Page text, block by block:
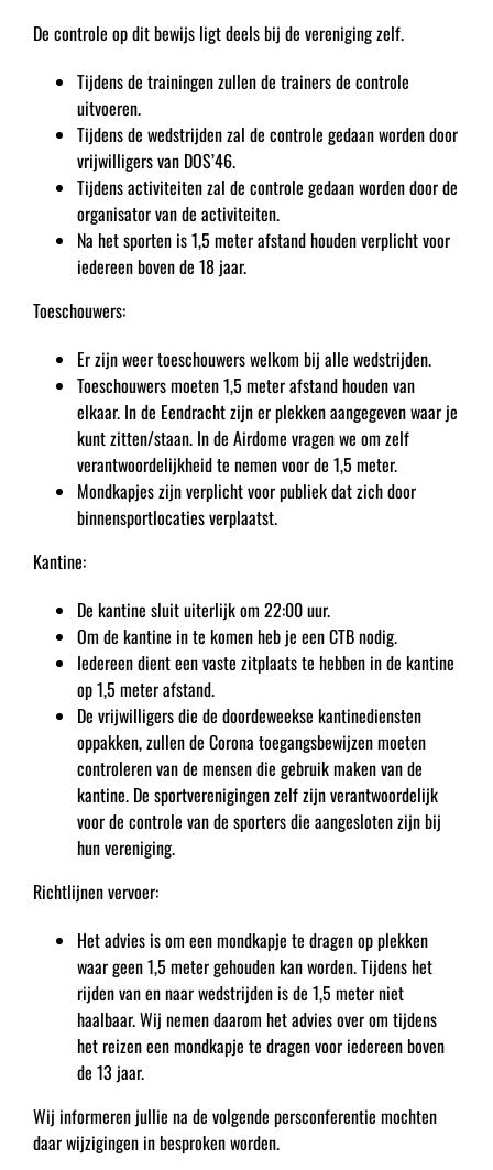
De controle op dit bewijs ligt deels bij de vereniging zelf.
Tijdens de trainingen zullen de trainers de controle
uitvoeren.
Tijdens de wedstrijden zal de controle gedaan worden door
vrijwilligers van DOS’46.
Tijdens activiteiten zal de controle gedaan worden door de
organisator van de activiteiten.
Na het sporten is 1,5 meter afstand houden verplicht voor
iedereen boven de 18 jaar.
Toeschouwers:
Er zijn weer toeschouwers welkom bij alle wedstrijden.
Toeschouwers moeten 1,5 meter afstand houden van
elkaar. In de Eendracht zijn er plekken aangegeven waar je
kunt zitten/staan. In de Airdome vragen we om zelf
verantwoordelijkheid te nemen voor de 1,5 meter.
Mondkapjes zijn verplicht voor publiek dat zich door
binnensportlocaties verplaatst.
Kantine:
De kantine sluit uiterlijk om 22:00 uur.
Om de kantine in te komen heb je een CTB nodig.
Iedereen dient een vaste zitplaats te hebben in de kantine
op 1,5 meter afstand.
De vrijwilligers die de doordeweekse kantinediensten
oppakken, zullen de Corona toegangsbewijzen moeten
controleren van de mensen die gebruik maken van de
kantine. De sportverenigingen zelf zijn verantwoordelijk
voor de controle van de sporters die aangesloten zijn bij
hun vereniging.
Richtlijnen vervoer:
Het advies is om een mondkapje te dragen op plekken
waar geen 1,5 meter gehouden kan worden. Tijdens het
rijden van en naar wedstrijden is de 1,5 meter niet
haalbaar. Wij nemen daarom het advies over om tijdens
het reizen een mondkapje te dragen voor iedereen boven
de 13 jaar.
Wij informeren jullie na de volgende persconferentie mochten
daar wijzigingen in besproken worden.